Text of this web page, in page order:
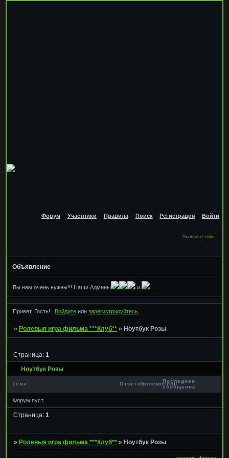
Форум Участники Правила Поиск Регистрация Войти
Активные темы
Объявление
Вы нам очень нужны!!! Наши Админы и
Привет, Гость! Войдитеили зарегистрируйтесь.
» Ролевыя игра фильма ***Клуб** » Ноутбук Розы
Ноутбук Розы
Страница: 1
Тема ОтветовПросмотровПоследнее
сообщение
Форум пуст.
Страница: 1
» Ролевыя игра фильма ***Клуб** » Ноутбук Розы